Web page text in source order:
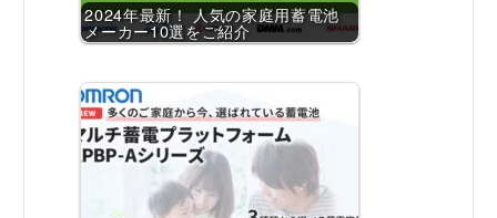
2024年最新！ 人気の家庭用蓄電池
メーカー10選をご紹介